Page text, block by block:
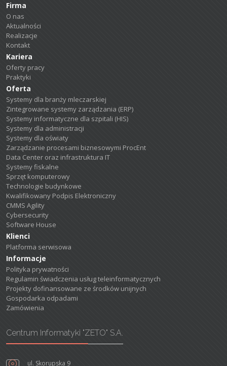
Firma
O nas
Aktualności
Realizacje
Kontakt
Kariera
Oferty pracy
Praktyki
Oferta
Systemy dla branży mleczarskiej
Zintegrowane systemy zarządzania (ERP)
Systemy informatyczne dla szpitali (HIS)
Systemy dla administracji
Systemy dla oświaty
Zarządzanie procesami biznesowymi ProcEnt
Data Center oraz infrastruktura IT
Systemy fiskalne
Sprzęt komputerowy
Technologie budynkowe
Kwalifikowany Podpis Elektroniczny
CMMS Agility
Cybersecurity
Software House
Klienci
Platforma serwisowa
Informacje
Polityka prywatności
Regulamin świadczenia usług teleinformatycznych
Projekty dofinansowane ze środków unijnych
Gospodarka odpadami
Zamówienia
Centrum Informatyki "ZETO" S.A.
ul. Skorupska 9